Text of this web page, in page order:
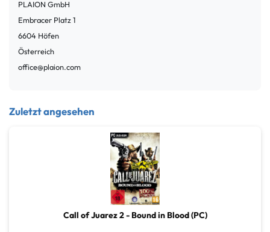
PLAION GmbH
Embracer Platz1
6604 Höfen
Österreich
office@plaion.com
Zuletzt angesehen
Call of Juarez 2 - Bound in Blood (PC)